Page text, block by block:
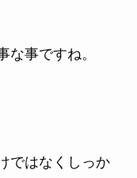
な事ですね。
ではなくしっか